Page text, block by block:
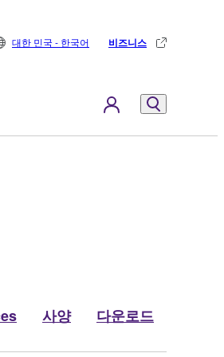
대한 민국 - 한국어 비즈니스
사양 다운로드